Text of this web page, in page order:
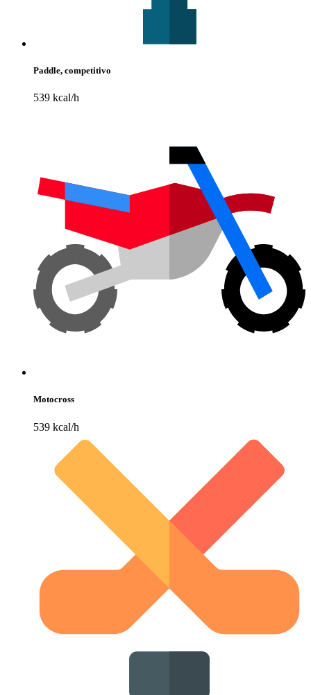
Paddle, competitivo
539 kcal/h
Motocross
539 kcal/h